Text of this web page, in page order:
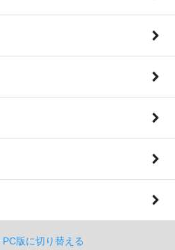
PC版に切り替える